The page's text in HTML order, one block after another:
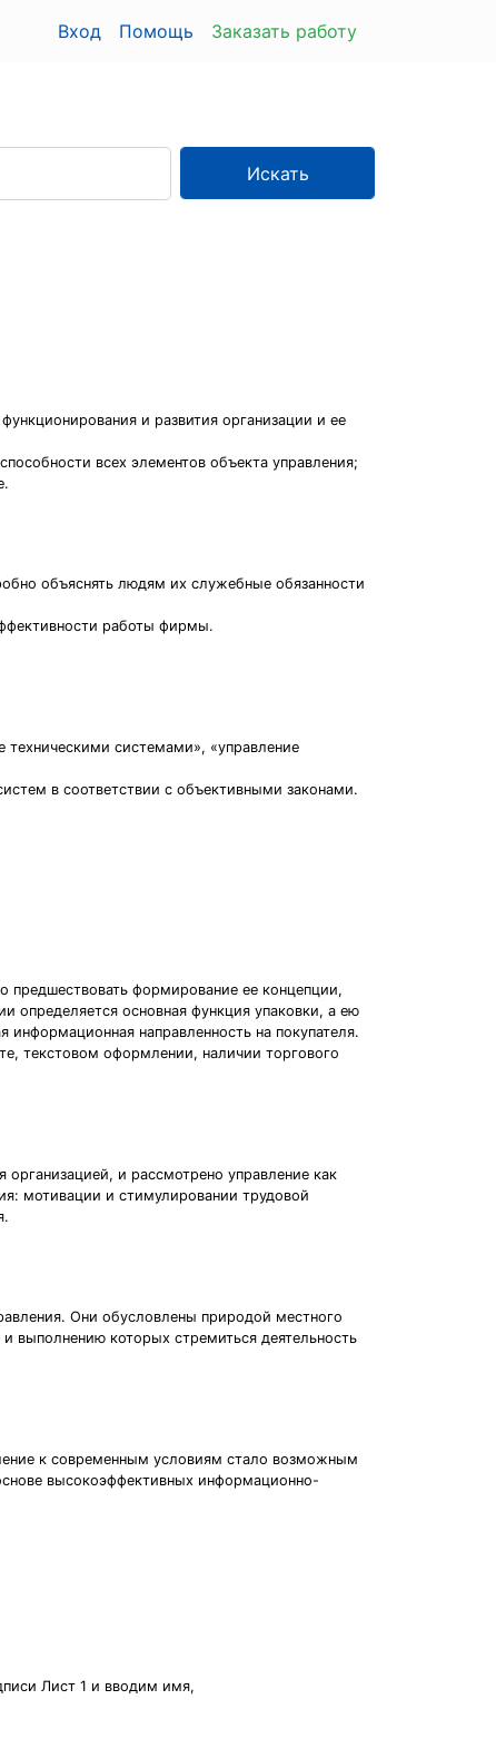
Вход Помощь Заказать работу
Искать
и развития организации и ее
всех элементов объекта управления;
объяснять людям их служебные обязанности
работы фирмы.
техническими системами», «управление
в соответствии с объективными законами.
предшествовать формирование ее концепции,
определяется основная функ­ция упаковки, а ею
направленность на покупателя.
текстовом оформлении, наличии торгового
и рассмотрено управление как
мотивации и стимулировании трудовой
Они обусловлены природой местного
выполнению которых стремиться деятельность
к современным условиям стало возможным
высокоэффективных информационно-
Лист 1 и вводим имя,